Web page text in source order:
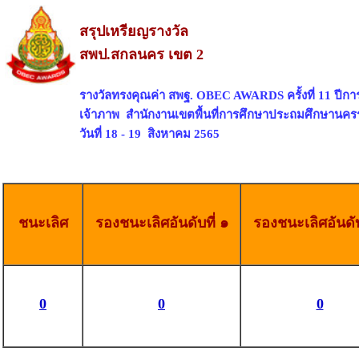
สรุปเหรียญรางวัล
สพป.สกลนคร เขต 2
รางวัลทรงคุณค่า สพฐ. OBEC AWARDS ครั้งที่ 11 ปี
เจ้าภาพ สำนักงานเขตพื้นที่การศึกษาประถมศึกษานคร
วันที่ 18 - 19 สิงหาคม 2565
ชนะเลิศ รองชนะเลิศอันดับที่ ๑ รองชนะเลิศอัน
0 0 0